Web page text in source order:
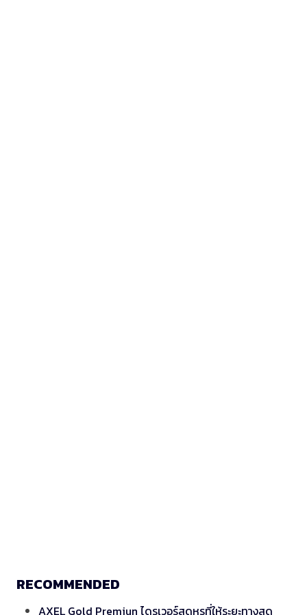
RECOMMENDED
AXEL Gold Premiun ไดรเวอร์สุดหรูที่ให้ระยะทางสุด